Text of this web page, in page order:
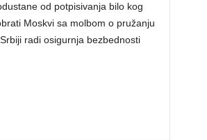
od potpisivanja bilo kog
Moskvi sa molbom o pružanju
radi osigurnja bezbednosti